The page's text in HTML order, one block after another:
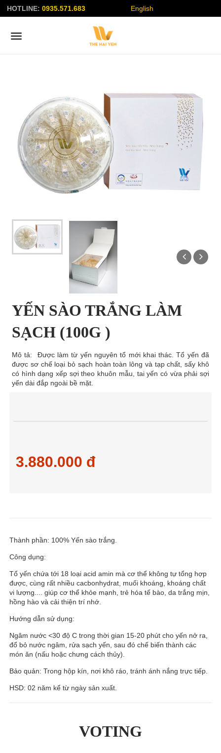
HOTLINE: 0935.571.683 English
YẾN SÀO TRẮNG LÀM
SẠCH (100G )
Mô tả: Được làm từ yến nguyên tổ mới khai thác. Tổ yến đã
được sơ chế loại bỏ sạch hoàn toàn lông và tạp chất, sấy khô
có hình dạng xếp sợi theo khuôn mẫu, tai yến có vừa phải sợi
yến dài đắp ngoài bề mặt.
3.880.000 đ
Thành phần: 100% Yến sào trắng.
Công dụng:
Tổ yến chứa tới 18 loại acid amin mà cơ thể không tự tổng hợp
được, cùng rất nhiều cacbonhydrat, muối khoáng, khoáng chất
vi lượng.... giúp cơ thể khỏe mạnh, trẻ hóa tế bào, da trắng mịn,
hồng hào và cải thiện trí nhớ.
Hướng dẫn sử dụng:
Ngâm nước <30 độ C trong thời gian 15-20 phút cho yến nở ra,
đổ bỏ nước ngâm, rửa sạch yến, sau đó chế biến thành các
món ăn (nấu hoặc chưng cách thủy).
Bảo quản: Trong hộp kín, nơi khô ráo, tránh ánh nắng trực tiếp.
HSD: 02 năm kể từ ngày sản xuất.
VOTING